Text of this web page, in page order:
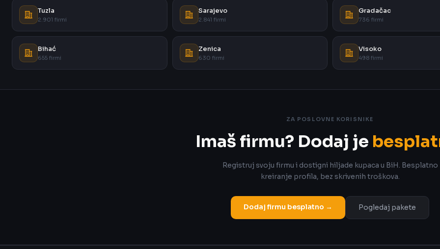
Tuzla
2.901 firmi
Sarajevo
2.841 firmi
Gradačac
736 firmi
Bihać
655 firmi
Zenica
630 firmi
Visoko
498 firmi
ZA POSLOVNE KORISNIKE
Imaš firmu? Dodaj je
Registruj svoju firmu i dostigni hiljade kupaca u BiH. Besplatno
kreiranje profila, bez skrivenih troškova.
Dodaj firmu besplatno → Pogledaj pakete